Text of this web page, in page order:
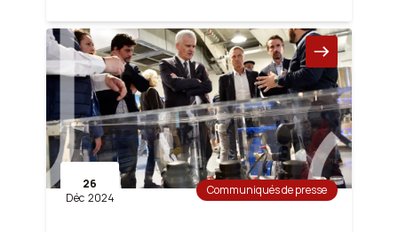
26
Déc 2024
Communiqués de presse